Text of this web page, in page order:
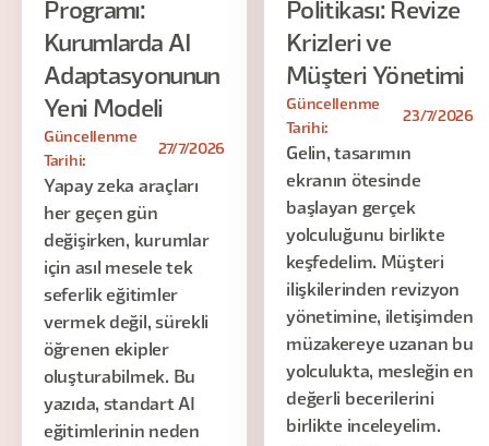
Programı:
Kurumlarda AI
Adaptasyonunun
Yeni Modeli
Güncellenme
Tarihi:
27/7/2026
Yapay zeka araçları
her geçen gün
değişirken, kurumlar
için asıl mesele tek
seferlik eğitimler
vermek değil, sürekli
öğrenen ekipler
oluşturabilmek. Bu
yazıda, standart AI
eğitimlerinin neden
Politikası: Revize
Krizleri ve
Müşteri Yönetimi
Güncellenme
Tarihi:
23/7/2026
Gelin, tasarımın
ekranın ötesinde
başlayan gerçek
yolculuğunu birlikte
keşfedelim. Müşteri
ilişkilerinden revizyon
yönetimine, iletişimden
müzakereye uzanan bu
yolculukta, mesleğin en
değerli becerilerini
birlikte inceleyelim.